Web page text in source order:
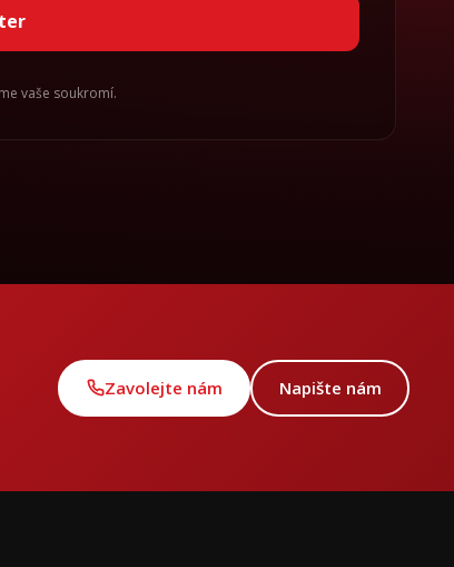
vaše soukromí.
Zavolejte nám Napište nám